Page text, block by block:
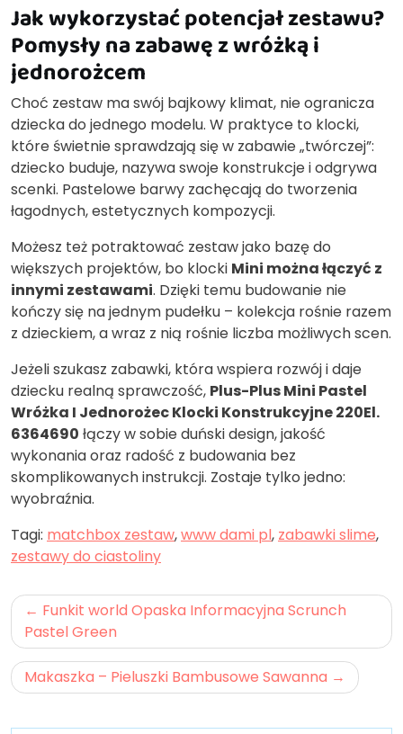
Jak wykorzystać potencjał zestawu?
Pomysły na zabawę z wróżką i
jednorożcem
Choć zestaw ma swój bajkowy klimat, nie ogranicza
dziecka do jednego modelu. W praktyce to klocki,
które świetnie sprawdzają się w zabawie „twórczej”:
dziecko buduje, nazywa swoje konstrukcje i odgrywa
scenki. Pastelowe barwy zachęcają do tworzenia
łagodnych, estetycznych kompozycji.
Możesz też potraktować zestaw jako bazę do
większych projektów, bo klocki Mini można łączyć z
innymi zestawami. Dzięki temu budowanie nie
kończy się na jednym pudełku – kolekcja rośnie razem
z dzieckiem, a wraz z nią rośnie liczba możliwych scen.
Jeżeli szukasz zabawki, która wspiera rozwój i daje
dziecku realną sprawczość, Plus-Plus Mini Pastel
Wróżka I Jednorożec Klocki Konstrukcyjne 220El.
6364690 łączy w sobie duński design, jakość
wykonania oraz radość z budowania bez
skomplikowanych instrukcji. Zostaje tylko jedno:
wyobraźnia.
Tagi: matchbox zestaw,www dami pl, zabawki slime,
zestawy do ciastoliny
Nawigacja
wpisu
Funkit world Opaska Informacyjna Scrunch
Pastel Green
Makaszka – Pieluszki Bambusowe Sawanna